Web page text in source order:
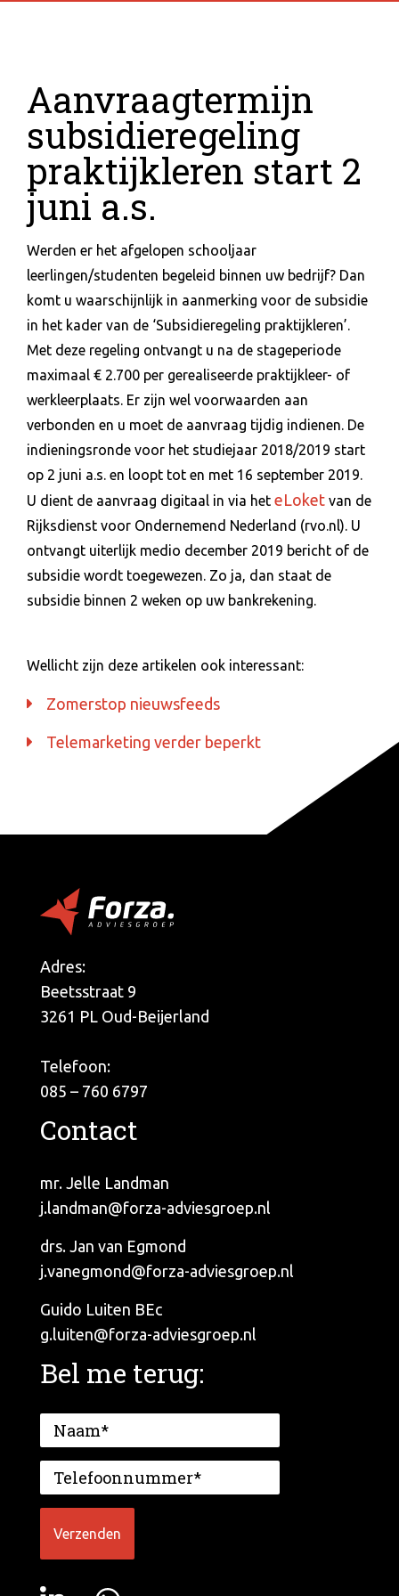
Aanvraagtermijn
subsidieregeling
praktijkleren start 2
juni a.s.
Werden er het afgelopen schooljaar
leerlingen/studenten begeleid binnen uw bedrijf? Dan
komt u waarschijnlijk in aanmerking voor de subsidie
in het kader van de ‘Subsidieregeling praktijkleren’.
Met deze regeling ontvangt u na de stageperiode
maximaal € 2.700 per gerealiseerde praktijkleer- of
werkleerplaats. Er zijn wel voorwaarden aan
verbonden en u moet de aanvraag tijdig indienen. De
indieningsronde voor het studiejaar 2018/2019 start
op 2 juni a.s. en loopt tot en met 16 september 2019.
U dient de aanvraag digitaal in via het eLoket van de
Rijksdienst voor Ondernemend Nederland (rvo.nl). U
ontvangt uiterlijk medio december 2019 bericht of de
subsidie wordt toegewezen. Zo ja, dan staat de
subsidie binnen 2 weken op uw bankrekening.
Wellicht zijn deze artikelen ook interessant:
Zomerstop nieuwsfeeds
Telemarketing verder beperkt
Adres:
Beetsstraat 9
3261 PL Oud-Beijerland
Telefoon:
085 – 760 6797
Contact
mr. Jelle Landman
j.landman@forza-adviesgroep.nl
drs. Jan van Egmond
j.vanegmond@forza-adviesgroep.nl
Guido Luiten BEc
g.luiten@forza-adviesgroep.nl
Bel me terug: